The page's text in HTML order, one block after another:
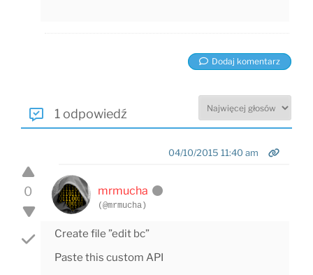
Dodaj komentarz
1 odpowiedź
0
04/10/2015 11:40 am
mrmucha
(@mrmucha)
Create file ”edit bc”
Paste this custom API